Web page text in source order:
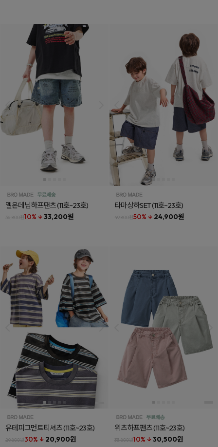
멜온데님하프팬츠(11호~23호)
36,800원10% ↓ 33,200원
타마상하SET(11호~23호)
49,800원50% ↓ 24,900원
유테피그먼트티셔츠(11호~23호)
29,800원30% ↓ 20,900원
위츠하프팬츠(11호~23호)
33,800원10% ↓ 30,500원